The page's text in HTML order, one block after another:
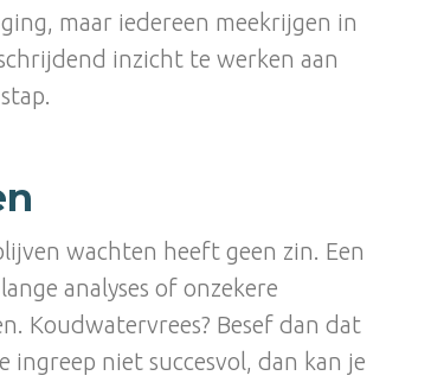
maar iedereen meekrijgen in
inzicht te werken aan
wachten heeft geen zin. Een
analyses of onzekere
Koudwatervrees? Besef dan dat
ingreep niet succesvol, dan kan je